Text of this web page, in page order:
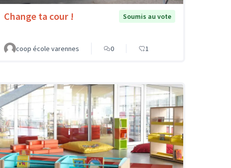
Change ta cour ! Soumis au vote
coop école varennes 0 1